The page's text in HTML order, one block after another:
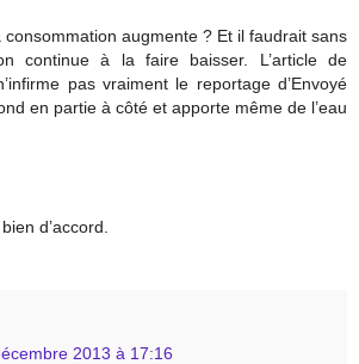
consommation augmente ? Et il faudrait sans
continue à la faire baisser. L’article de
pas vraiment le reportage d’Envoyé
en partie à côté et apporte même de l’eau
d’accord.
2013 à 17:16